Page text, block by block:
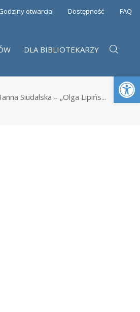
otwarcia Dostępność FAQ
DLA BIBLIOTEKARZY
Siudalska – „Olga Lipińs...